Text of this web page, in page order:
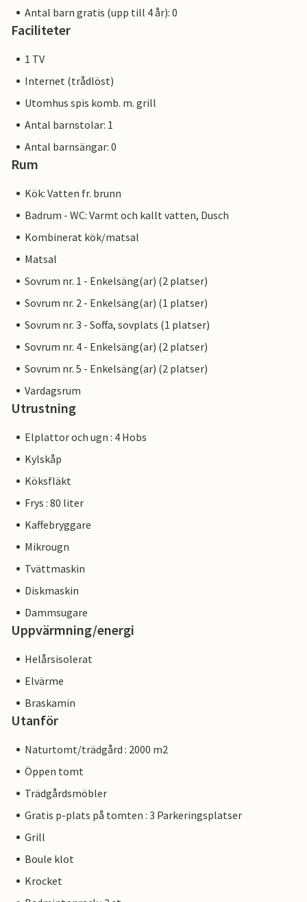
Antal barn gratis (upp till 4 år): 0
Faciliteter
1 TV
Internet (trådlöst)
Utomhus spis komb. m. grill
Antal barnstolar: 1
Antal barnsängar: 0
Rum
Kök: Vatten fr. brunn
Badrum - WC: Varmt och kallt vatten, Dusch
Kombinerat kök/matsal
Matsal
Sovrum nr. 1 - Enkelsäng(ar) (2 platser)
Sovrum nr. 2 - Enkelsäng(ar) (1 platser)
Sovrum nr. 3 - Soffa, sovplats (1 platser)
Sovrum nr. 4 - Enkelsäng(ar) (2 platser)
Sovrum nr. 5 - Enkelsäng(ar) (2 platser)
Vardagsrum
Utrustning
Elplattor och ugn : 4 Hobs
Kylskåp
Köksfläkt
Frys : 80 liter
Kaffebryggare
Mikrougn
Tvättmaskin
Diskmaskin
Dammsugare
Uppvärmning/energi
Helårsisolerat
Elvärme
Braskamin
Utanför
Naturtomt/trädgård : 2000 m2
Öppen tomt
Trädgårdsmöbler
Gratis p-plats på tomten : 3 Parkeringsplatser
Grill
Boule klot
Krocket